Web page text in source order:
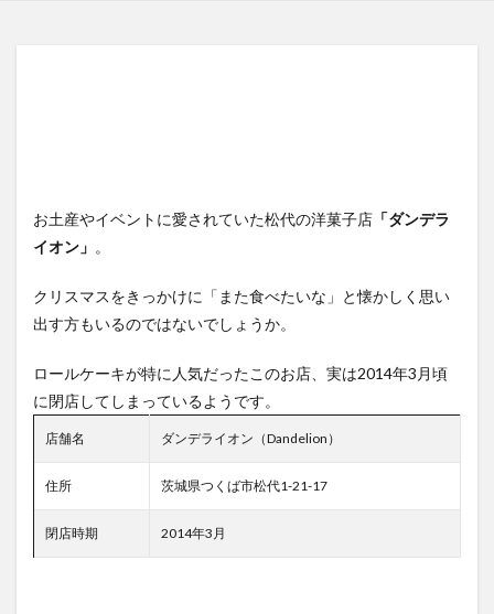
お土産やイベントに愛されていた松代の洋菓子店 「ダンデラ
イオン」 。
クリスマスをきっかけに「また食べたいな」と懐かしく思い
出す方もいるのではないでしょうか。
ロールケーキが特に人気だったこのお店、実は2014年3月頃
に閉店してしまっているようです。
店舗名 ダンデライオン（Dandelion）
住所 茨城県つくば市松代1-21-17
閉店時期 2014年3月